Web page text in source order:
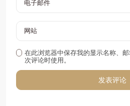
在此浏览器中保存我的显示名称、
次评论时使用。